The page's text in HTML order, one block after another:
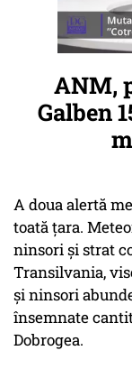
ANM,
Galben
A doua alertă
toată țara.
ninsori și strat
Transilvania,
și ninsori
însemnate
Dobrogea.